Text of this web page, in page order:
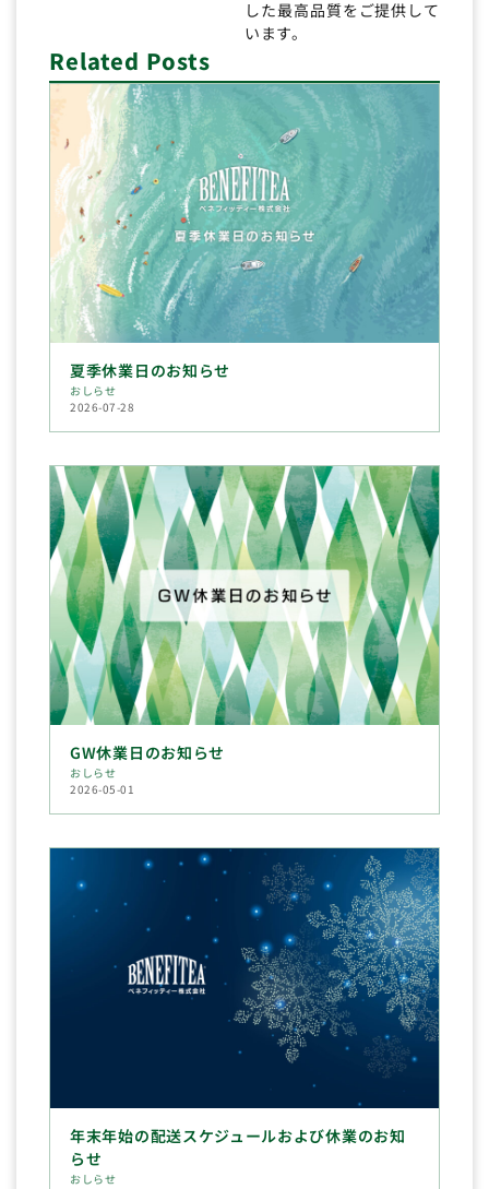
した最高品質をご提供して
います。
Related Posts
夏季休業日のお知らせ
おしらせ
2026-07-28
GW休業日のお知らせ
おしらせ
2026-05-01
年末年始の配送スケジュールおよび休業のお知
らせ
おしらせ